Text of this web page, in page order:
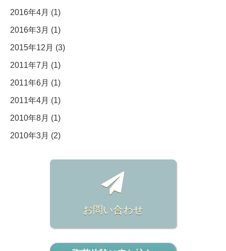
2016年4月 (1)
2016年3月 (1)
2015年12月 (3)
2011年7月 (1)
2011年6月 (1)
2011年4月 (1)
2010年8月 (1)
2010年3月 (2)
お問い合わせ